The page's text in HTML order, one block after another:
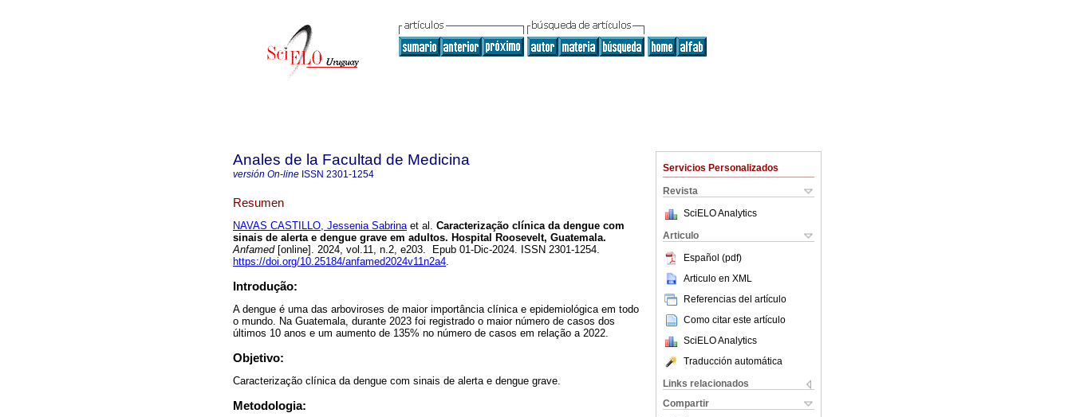
Servicios Personalizados
Revista
SciELO Analytics
Articulo
Español (pdf)
Articulo en XML
Referencias del artículo
Como citar este artículo
SciELO Analytics
Traducción automática
Links relacionados
Compartir
Anales de la Facultad de Medicina
versión On-line ISSN 2301-1254
Resumen
NAVAS CASTILLO, Jessenia Sabrinaet al. Caracterização clínica da dengue com
sinais de alerta e dengue grave em adultos. Hospital Roosevelt, Guatemala.
Anfamed[online]. 2024, vol.11, n.2, e203. Epub 01-Dic-2024. ISSN 2301-1254.
https://doi.org/10.25184/anfamed2024v11n2a4.
Introdução:
A dengue é uma das arboviroses de maior importância clínica e epidemiológica em todo
o mundo. Na Guatemala, durante 2023 foi registrado o maior número de casos dos
últimos 10 anos e um aumento de 135% no número de casos em relação a 2022.
Objetivo:
Caracterização clínica da dengue com sinais de alerta e dengue grave.
Metodologia: